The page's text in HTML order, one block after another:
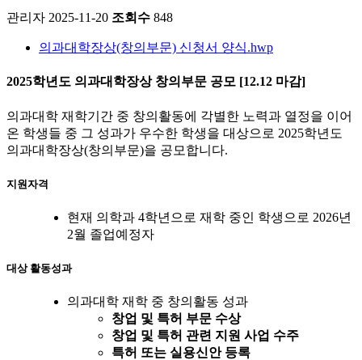
관리자 2025-11-20 조회수 848
의과대학장상(창의부문) 신청서 양식.hwp
2025학년도 의과대학장상 창의부문 공모 [12.12 마감]
의과대학 재학기간 중 창의활동에 각별한 노력과 열정을 이어
온 학생들 중 그 성과가 우수한 학생을 대상으로 2025학년도
의과대학장상(창의부문)을 공모합니다.
지원자격
현재 의학과 4학년으로 재학 중인 학생으로 2026년
2월 졸업예정자
대상 활동성과
의과대학 재학 중 창의활동 성과
창업 및 특허 부문 수상
창업 및 특허 관련 지원 사업 수주
특허 또는 실용신안 등록